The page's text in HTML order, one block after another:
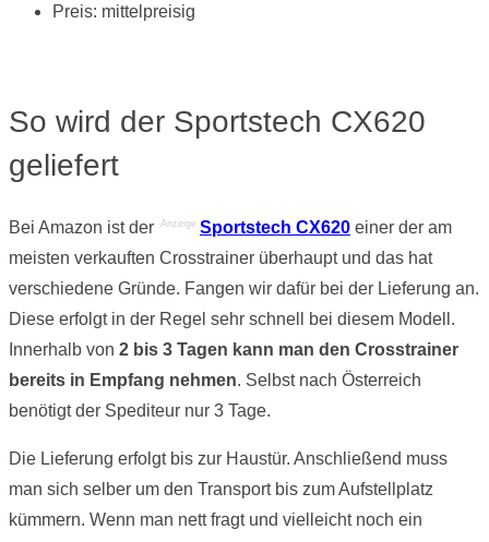
Preis: mittelpreisig
So wird der Sportstech CX620
geliefert
Bei Amazon ist der Anzeige Sportstech CX620 einer der am
meisten verkauften Crosstrainer überhaupt und das hat
verschiedene Gründe. Fangen wir dafür bei der Lieferung an.
Diese erfolgt in der Regel sehr schnell bei diesem Modell.
Innerhalb von 2 bis 3 Tagen kann man den Crosstrainer
bereits in Empfang nehmen. Selbst nach Österreich
benötigt der Spediteur nur 3 Tage.
Die Lieferung erfolgt bis zur Haustür. Anschließend muss
man sich selber um den Transport bis zum Aufstellplatz
kümmern. Wenn man nett fragt und vielleicht noch ein